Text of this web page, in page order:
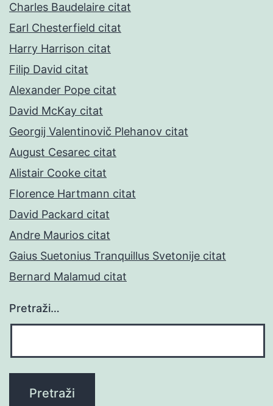
Charles Baudelaire citat
Earl Chesterfield citat
Harry Harrison citat
Filip David citat
Alexander Pope citat
David McKay citat
Georgij Valentinovič Plehanov citat
August Cesarec citat
Alistair Cooke citat
Florence Hartmann citat
David Packard citat
Andre Maurios citat
Gaius Suetonius Tranquillus Svetonije citat
Bernard Malamud citat
Pretraži…